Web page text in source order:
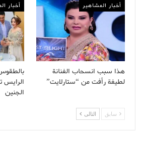
أخبار المشاهير
هذا سبب انسحاب الفنانة
لطيفة رأفت من “ستارلايت”
أخبار
بالطقوس
الجنين
سابق التالى